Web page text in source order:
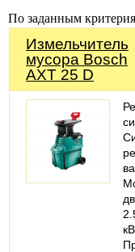
По заданным
Измельчитель
мусора Bosch
AXT 25 D